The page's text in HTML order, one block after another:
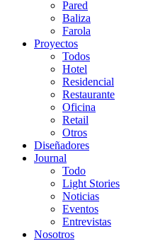
Pared
Baliza
Farola
Proyectos
Todos
Hotel
Residencial
Restaurante
Oficina
Retail
Otros
Diseñadores
Journal
Todo
Light Stories
Noticias
Eventos
Entrevistas
Nosotros